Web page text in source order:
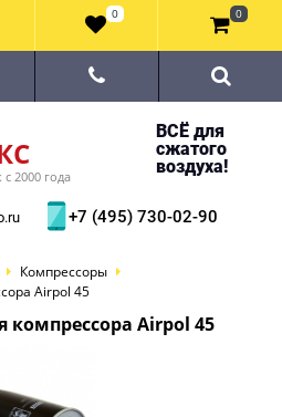
2000 года
ВСЁ для
сжатого
воздуха!
+7 (495) 730-02-90
Компрессоры
Airpol 45
Airpol 45
0 0